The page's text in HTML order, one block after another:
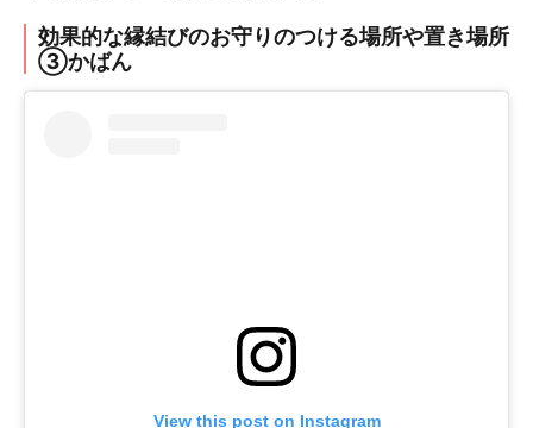
効果的な縁結びのお守りのつける場所や置き場所
③かばん
View this post on Instagram